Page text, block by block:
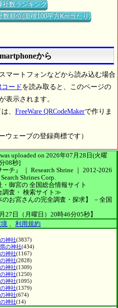
社数ランキング
数順位(面積100平方Km当たり)
から
マートフォンなどから読み込む場合
コード を読み取ると、このページの
表示されます。
、 FreeWare QRCodeMakerで作りま
ウェーブの登録商標です）
uploaded on 2026年07月28日(火曜
08秒]
ーチ』 ｜ Research Shrine ｜ 2012-2026
Search Shrines Corp.
・御宮の 全国総合情報サイト
査・ 検索サイト≫
のお宮さんの完全調査・探求】
－全国
27日（月曜日）20時46分05秒】
、 利用規約
神社(3837)
の神社(434)
神社(1167)
神社(2828)
神社(1309)
神社(1250)
神社(1095)
神社(1379)
神社(674)
神社(14)